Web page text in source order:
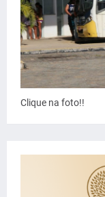
Clique na foto!!